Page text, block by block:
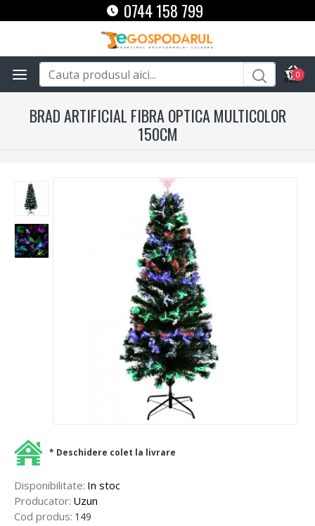
0744 158 799
0
BRAD ARTIFICIAL FIBRA OPTICA MULTICOLOR
150CM
Disponibilitate: In stoc
Producator: Uzun
Cod produs: 149
* Deschidere colet la livrare